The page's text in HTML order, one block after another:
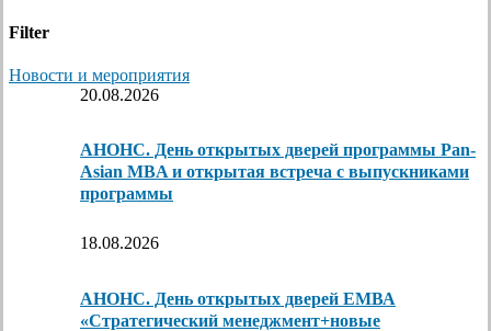
Filter
Новости и мероприятия
20.08.2026
АНОНС. День открытых дверей программы Pan-
Asian MBA и открытая встреча с выпускниками
программы
18.08.2026
АНОНС. День открытых дверей ЕМВА
«Стратегический менеджмент+новые